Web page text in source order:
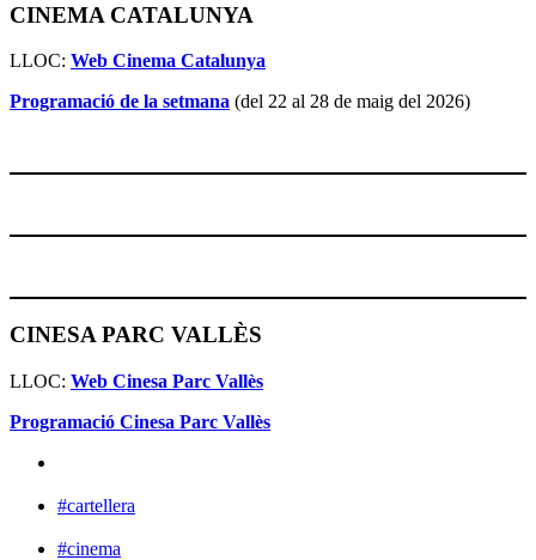
CINEMA CATALUNYA
LLOC: Web Cinema Catalunya
Programació de la setmana (del 22 al 28 de maig del 2026)
CINESA PARC VALLÈS
LLOC: Web Cinesa Parc Vallès
Programació Cinesa Parc Vallès
#cartellera
#cinema